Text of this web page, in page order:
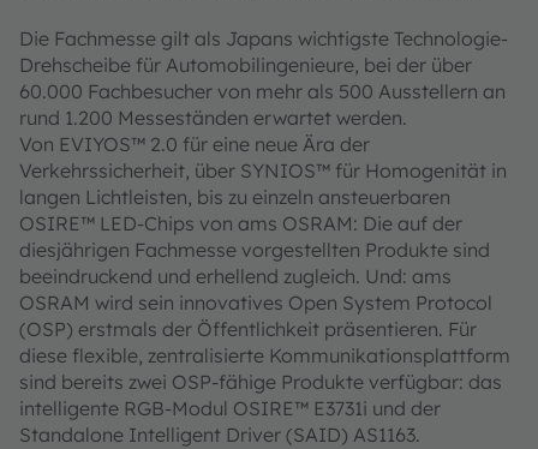
Die Fachmesse gilt als Japans wichtigste Technologie-
Drehscheibe für Automobilingenieure, bei der über
60.000 Fachbesucher von mehr als 500 Ausstellern an
rund 1.200 Messeständen erwartet werden.
Von EVIYOS™ 2.0 für eine neue Ära der
Verkehrssicherheit, über SYNIOS™ für Homogenität in
langen Lichtleisten, bis zu einzeln ansteuerbaren
OSIRE™ LED-Chips von ams OSRAM: Die auf der
diesjährigen Fachmesse vorgestellten Produkte sind
beeindruckend und erhellend zugleich. Und: ams
OSRAM wird sein innovatives Open System Protocol
(OSP) erstmals der Öffentlichkeit präsentieren. Für
diese flexible, zentralisierte Kommunikationsplattform
sind bereits zwei OSP-fähige Produkte verfügbar: das
intelligente RGB-Modul OSIRE™ E3731i und der
Standalone Intelligent Driver (SAID) AS1163.